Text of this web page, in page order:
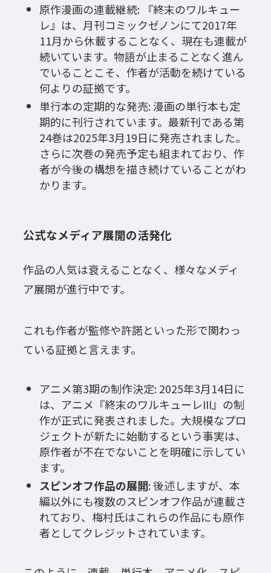
原作漫画の連載継続: 『終末のワルキュー
レ』は、月刊コミックゼノンにて2017年
11月から休載することなく、現在も連載が
続いています。物語が止まることなく進ん
でいることこそ、作者が活動を続けている
何よりの証拠です。
単行本の定期的な発売: 漫画の単行本も定
期的に刊行されています。最新刊である第
24巻は2025年3月19日に発売されました。
さらに次巻の発売予定も組まれており、作
者が今後の構想を描き続けていることがわ
かります。
公式なメディア展開の活発化
作品の人気は衰えることなく、様々なメディ
ア展開が進行中です。
これも作者が監修や許諾といった形で関わっ
ている証拠と言えます。
アニメ第3期の制作決定: 2025年3月14日に
は、アニメ『終末のワルキューレIII』の制
作が正式に発表されました。大規模なプロ
ジェクトが新たに始動するという事実は、
原作者が不在でないことを明確に示してい
ます。
スピンオフ作品の展開: 後述しますが、本
編以外にも複数のスピンオフ作品が連載さ
れており、梅村氏はこれらの作品にも原作
者としてクレジットされています。